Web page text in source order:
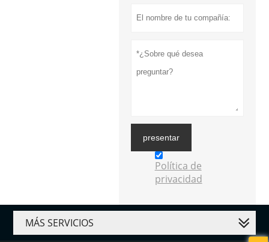
presentar
Política de
privacidad
MÁS SERVICIOS